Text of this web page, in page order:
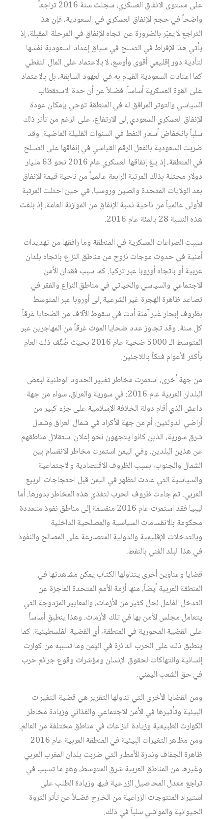
على مستوى الانفاق العسكري،سجلتسنة
تراجعاً
واضحاًفيحجم الإنفاق العسكري في السعودية، فإن هذا
التراجعلايعبّربالضرورة عن اتجاه الإنفاق في المرحلة المقبلة،إذ
يأتي هذا الإفراطفي التسلح فيسياقإعداد السعودية نفسها
لتأدية دورإقليميأقوى وأوسع،لابالاعتماد على المال النفطي
كما اعتادت السعودية القيام به في العهود السابقة، بل بالاعتماد
على القوة العسكريةأساساً. فضـلاًعنأنحدة الاستقطاب
السياسي والتوترالمرافق له في المنطقةتوحي بإمكان عودة
الإنفاق العسكري السعوديإلى الارتفاع، على الرغم منتأثرذلك
سلباًبانخفاضأسعارالنفطفي السنوات القليلة الماضية. وقد
ضربت السعودية بالفعل الرقم القياسي فيإنفاقها على التسلح
في المنطقة،إذ بلغإنفاقها العسكري عام نحو
مليار
دولارمحتلة بذلك المرتبة الرابعة عالمياًمن ناحية قيمة الإنفاق
بعد الولايات المتحدة والصين وروسيا، فيحين احتلت المرتبة
الأولى عالمياًمن ناحية نسبة الإنفاق من الموازنة العامة،إذ بلغت
هذه النسبة بالمئة عام
سببت الصراعات العسكرية في المنطقة ومارافقها منتهديدات
أمنية فيحدوث موجات نزوح من مناطق النزاع باتجاه بلدان
عربيةأو باتجاهأوروبا عبرتركيا. كماسبب فقدان الأمن
الاجتماعي والسياسي والحياتي في مناطق النزاع والفقرفي
تصاعدظاهرة الهجرة غيرالشرعيةإلىأوروبا عبرالمتوسط
بظروفإبحارغيرآمنةأدت فيسقوطالآلاف من الضحايا غرقاً
كلسنة. وقدتجاوزعدد ضحايا الموت غرقاًمن المهاجرين عبر
المتوسطالـ ضحية عام بحيث صُنِّف ذلك العام
بأكثرالأعوام فتكاًباللاجئين.
منجهةأخرى، استمرت مخاطرتغييرالحدود الوطنية لبعض
البلدان العربية عام فيسورية والعراق،سواء منجهة
داعش الذيأقام دولة الخلافة الإسلامية علىجزء كبيرمن
أراضي الدولتين،أم منجهة الأكراد فيشمال العراق وشمال
شرقسورية، الذين كانوايتجهون نحوإعلان استقلال مناطقهم
عن هذين البلدين. وفي اليمن استمرت مخاطرالانقسام بين
الشمال والجنوب، بسبب الظروف الاقتصادية والاجتماعية
والسياسية التي عادت لتظهرفي اليمن قبل احتجاجات الربيع
العربي. ثمجاءتظروف الحرب لتغذي هذه المخاطربدورها.أما
ليبيا فقد استمرت عام منقسمةإلى مناطق نفوذ متعددة
محكومة بالانقسامات السياسية والمصلحية الداخلية
وبالتدخلات الإقليمية والدولية المتصارعة على المصالح والنفوذ
في هذا البلد الغني بالنفط.
قضايا وعناوينأخرىيتناولها الكتابيمكن مشاهدتها في
المنطقة العربيةأيضاً، منهاأزمة الأمم المتحدة العاجزة عن
التدخل الفاعل لحل كثيرمن الأزمات، والمعاييرالمزدوجة التي
يتعامل مجلس الأمن بها فيتلك الأزمات. وهذاينطبقأساساً
على القضية المحورية في المنطقة،أي القضية الفلسطينية. كما
ينطبق ذلك على الحرب الدائرة في اليمن وماتسببه من كوارث
إنسانية وانتهاكات لحقوق الإنسان ومؤشرات وقوعجرائمحرب
فيحق الشعب اليمني.
ومن القضايا الأخرى التيتناولها التقريرهي قضية التغيرات
البيئية وتأثيرها في الأمن الاجتماعي والغذائي وزيادة مخاطر
الكوارث الطبيعية وزيادة النزاعات في مناطق مختلفة من العالم.
ومن مظاهرالتغيرات البيئية في المنطقة العربية عام
ظاهرة الجفاف وندرة الأمطارالتي ضربت بلدان المغرب العربي
وغيرها من المناطق العربيةشرق المتوسط، وهو ماتسبب في
تراجع معدل المحاصيل الزراعية فيها وزيادة الطلب على
استيراد المنتوجات الزراعية من الخارج فضـلاًعنتأثرالثروة
الحيوانية والمواشيسلباًفي ذلك.